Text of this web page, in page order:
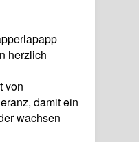
herzlich
von
damit ein
wachsen